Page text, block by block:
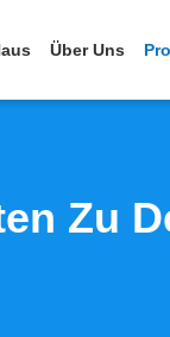
Über Uns
Zu